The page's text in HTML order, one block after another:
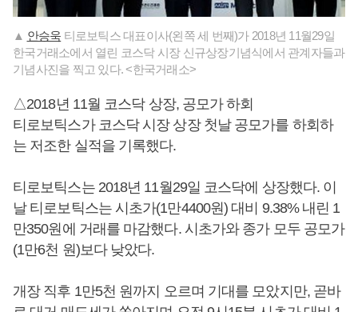
▲ 안승욱 티로보틱스 대표이사(왼쪽 세 번째)가 2018년 11월29일
한국거래소에서 열린 코스닥 시장 신규상장기념식에서 관계자들과
기념사진을 찍고 있다. <한국거래소>
△2018년 11월 코스닥 상장, 공모가 하회
티로보틱스가 코스닥 시장 상장 첫날 공모가를 하회하
는 저조한 실적을 기록했다.
티로보틱스는 2018년 11월29일 코스닥에 상장했다. 이
날 티로보틱스는 시초가(1만4400원) 대비 9.38% 내린 1
만350원에 거래를 마감했다. 시초가와 종가 모두 공모가
(1만6천 원)보다 낮았다.
개장 직후 1만5천 원까지 오르며 기대를 모았지만, 곧바